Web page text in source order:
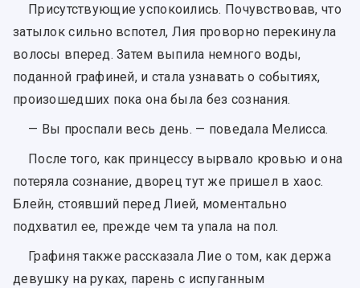
Присутствующие успокоились. Почувствовав, что
затылок сильно вспотел, Лия проворно перекинула
волосы вперед. Затем выпила немного воды,
поданной графиней, и стала узнавать о событиях,
произошедших пока она была без сознания.
— Вы проспали весь день. — поведала Мелисса.
После того, как принцессу вырвало кровью и она
потеряла сознание, дворец тут же пришел в хаос.
Блейн, стоявший перед Лией, моментально
подхватил ее, прежде чем та упала на пол.
Графиня также рассказала Лие о том, как держа
девушку на руках, парень с испуганным